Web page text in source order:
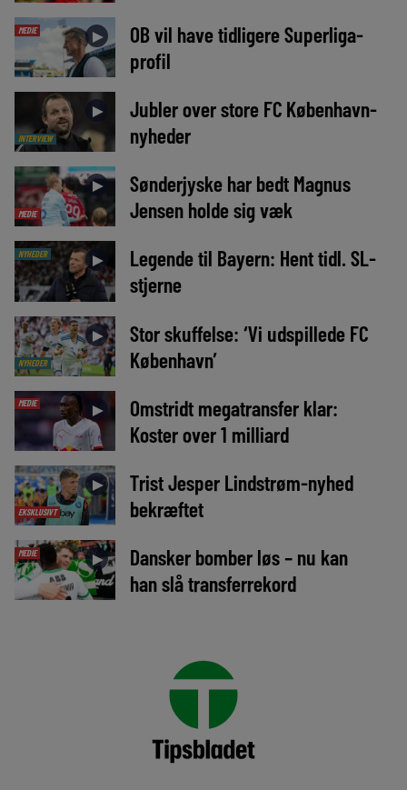
MEDIE ►
OB vil have tidligere Superliga-
profil
INTERVIEW
►
Jubler over store FC København-
nyheder
MEDIE
►
Sønderjyske har bedt Magnus
Jensen holde sig væk
NYHEDER ►
Legende til Bayern: Hent tidl. SL-
stjerne
NYHEDER
►
Stor skuffelse: ‘Vi udspillede FC
København’
MEDIE ►
Omstridt megatransfer klar:
Koster over 1 milliard
EKSKLUSIVT
►
Trist Jesper Lindstrøm-nyhed
bekræftet
MEDIE ►
Dansker bomber løs – nu kan
han slå transferrekord